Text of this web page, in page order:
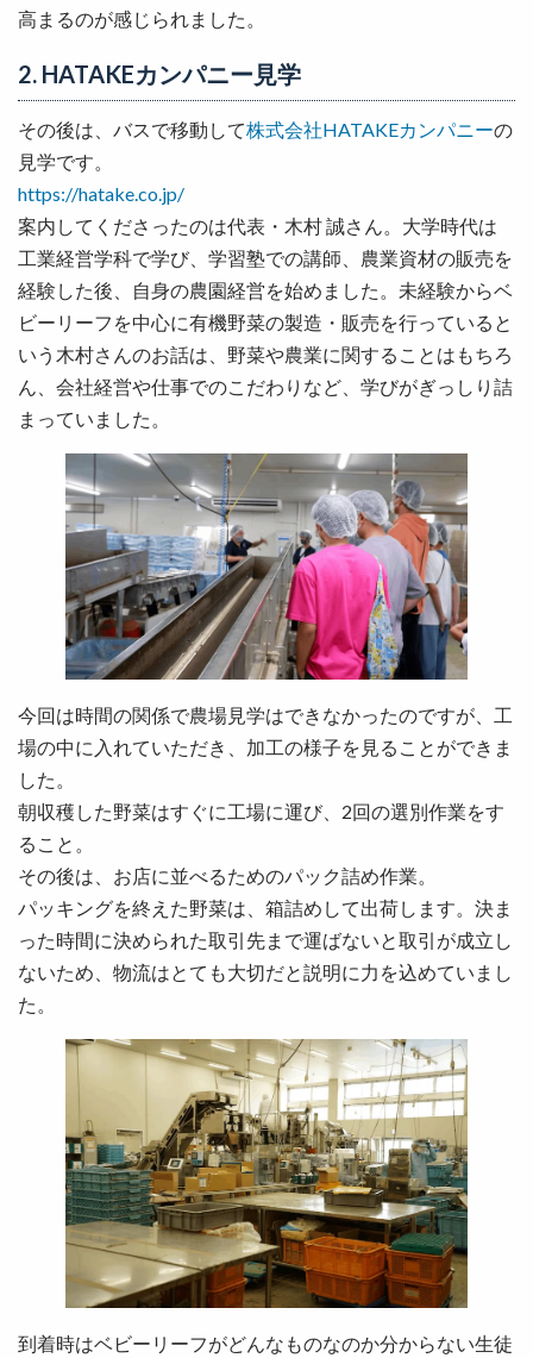
高まるのが感じられました。
2. HATAKEカンパニー見学
その後は、バスで移動して株式会社HATAKEカンパニーの
見学です。
https://hatake.co.jp/
案内してくださったのは代表・木村 誠さん。大学時代は
工業経営学科で学び、学習塾での講師、農業資材の販売を
経験した後、自身の農園経営を始めました。未経験からベ
ビーリーフを中心に有機野菜の製造・販売を行っていると
いう木村さんのお話は、野菜や農業に関することはもちろ
ん、会社経営や仕事でのこだわりなど、学びがぎっしり詰
まっていました。
今回は時間の関係で農場見学はできなかったのですが、工
場の中に入れていただき、加工の様子を見ることができま
した。
朝収穫した野菜はすぐに工場に運び、2回の選別作業をす
ること。
その後は、お店に並べるためのパック詰め作業。
パッキングを終えた野菜は、箱詰めして出荷します。決ま
った時間に決められた取引先まで運ばないと取引が成立し
ないため、物流はとても大切だと説明に力を込めていまし
た。
到着時はベビーリーフがどんなものなのか分からない生徒